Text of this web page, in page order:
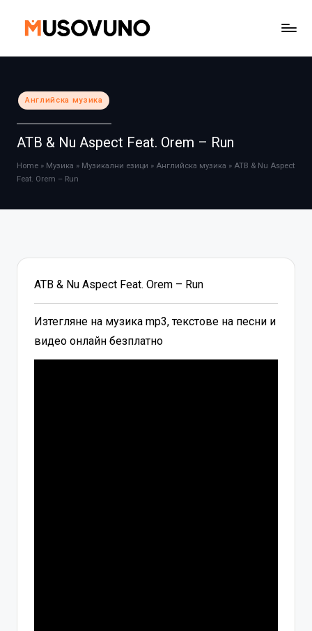
Posted
in
Английска музика
ATB & Nu Aspect Feat. Orem – Run
Home » Музика » Музикални езици » Английска музика » ATB & Nu Aspect
Feat. Orem – Run
ATB & Nu Aspect Feat. Orem – Run
Изтегляне на музика mp3, текстове на песни и
видео онлайн безплатно